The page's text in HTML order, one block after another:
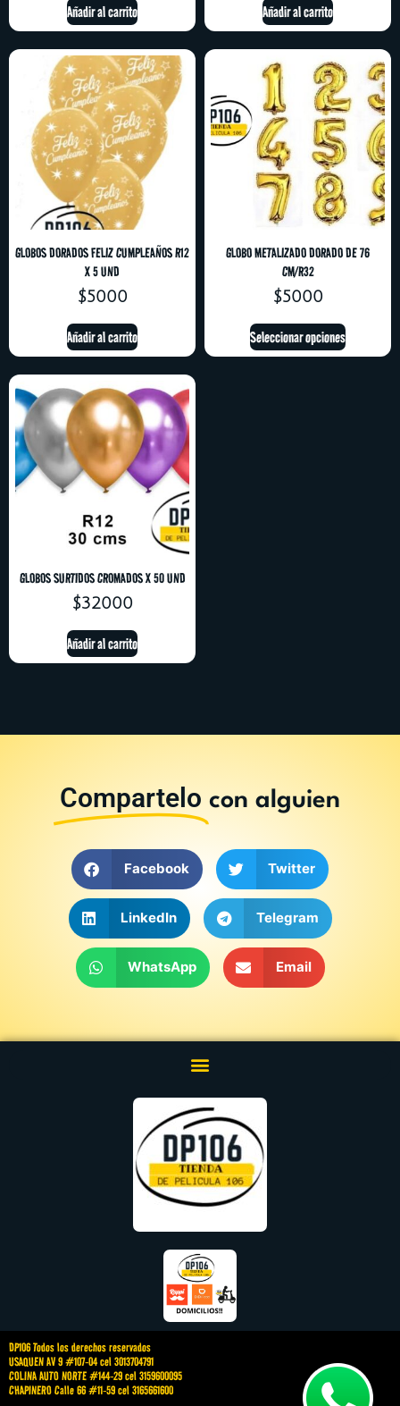
Añadir al carrito Añadir al carrito
GLOBOS DORADOS FELIZ CUMPLEAÑOS R12
X 5 UND
$5000
Añadir al carrito
GLOBO METALIZADO DORADO DE 76
CM/R32
$5000
Seleccionar opciones
GLOBOS SURTIDOS CROMADOS X 50 UND
$32000
Añadir al carrito
Compartelo con alguien
Facebook Twitter
LinkedIn Telegram
WhatsApp Email
DP106 Todos los derechos reservados
USAQUEN AV 9 #107-04 cel 3013704791
COLINA AUTO NORTE #144-29 cel 3159600095
CHAPINERO Calle 66 #11-59 cel 3165661600